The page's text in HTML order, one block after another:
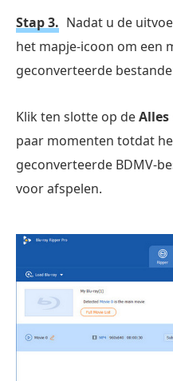
Stap 3. Nadat u de
het mapje-icoon om een
geconverteerde
Klik ten slotte op deAlles
paar momenten totdat
geconverteerde BDMV-
voor afspelen.